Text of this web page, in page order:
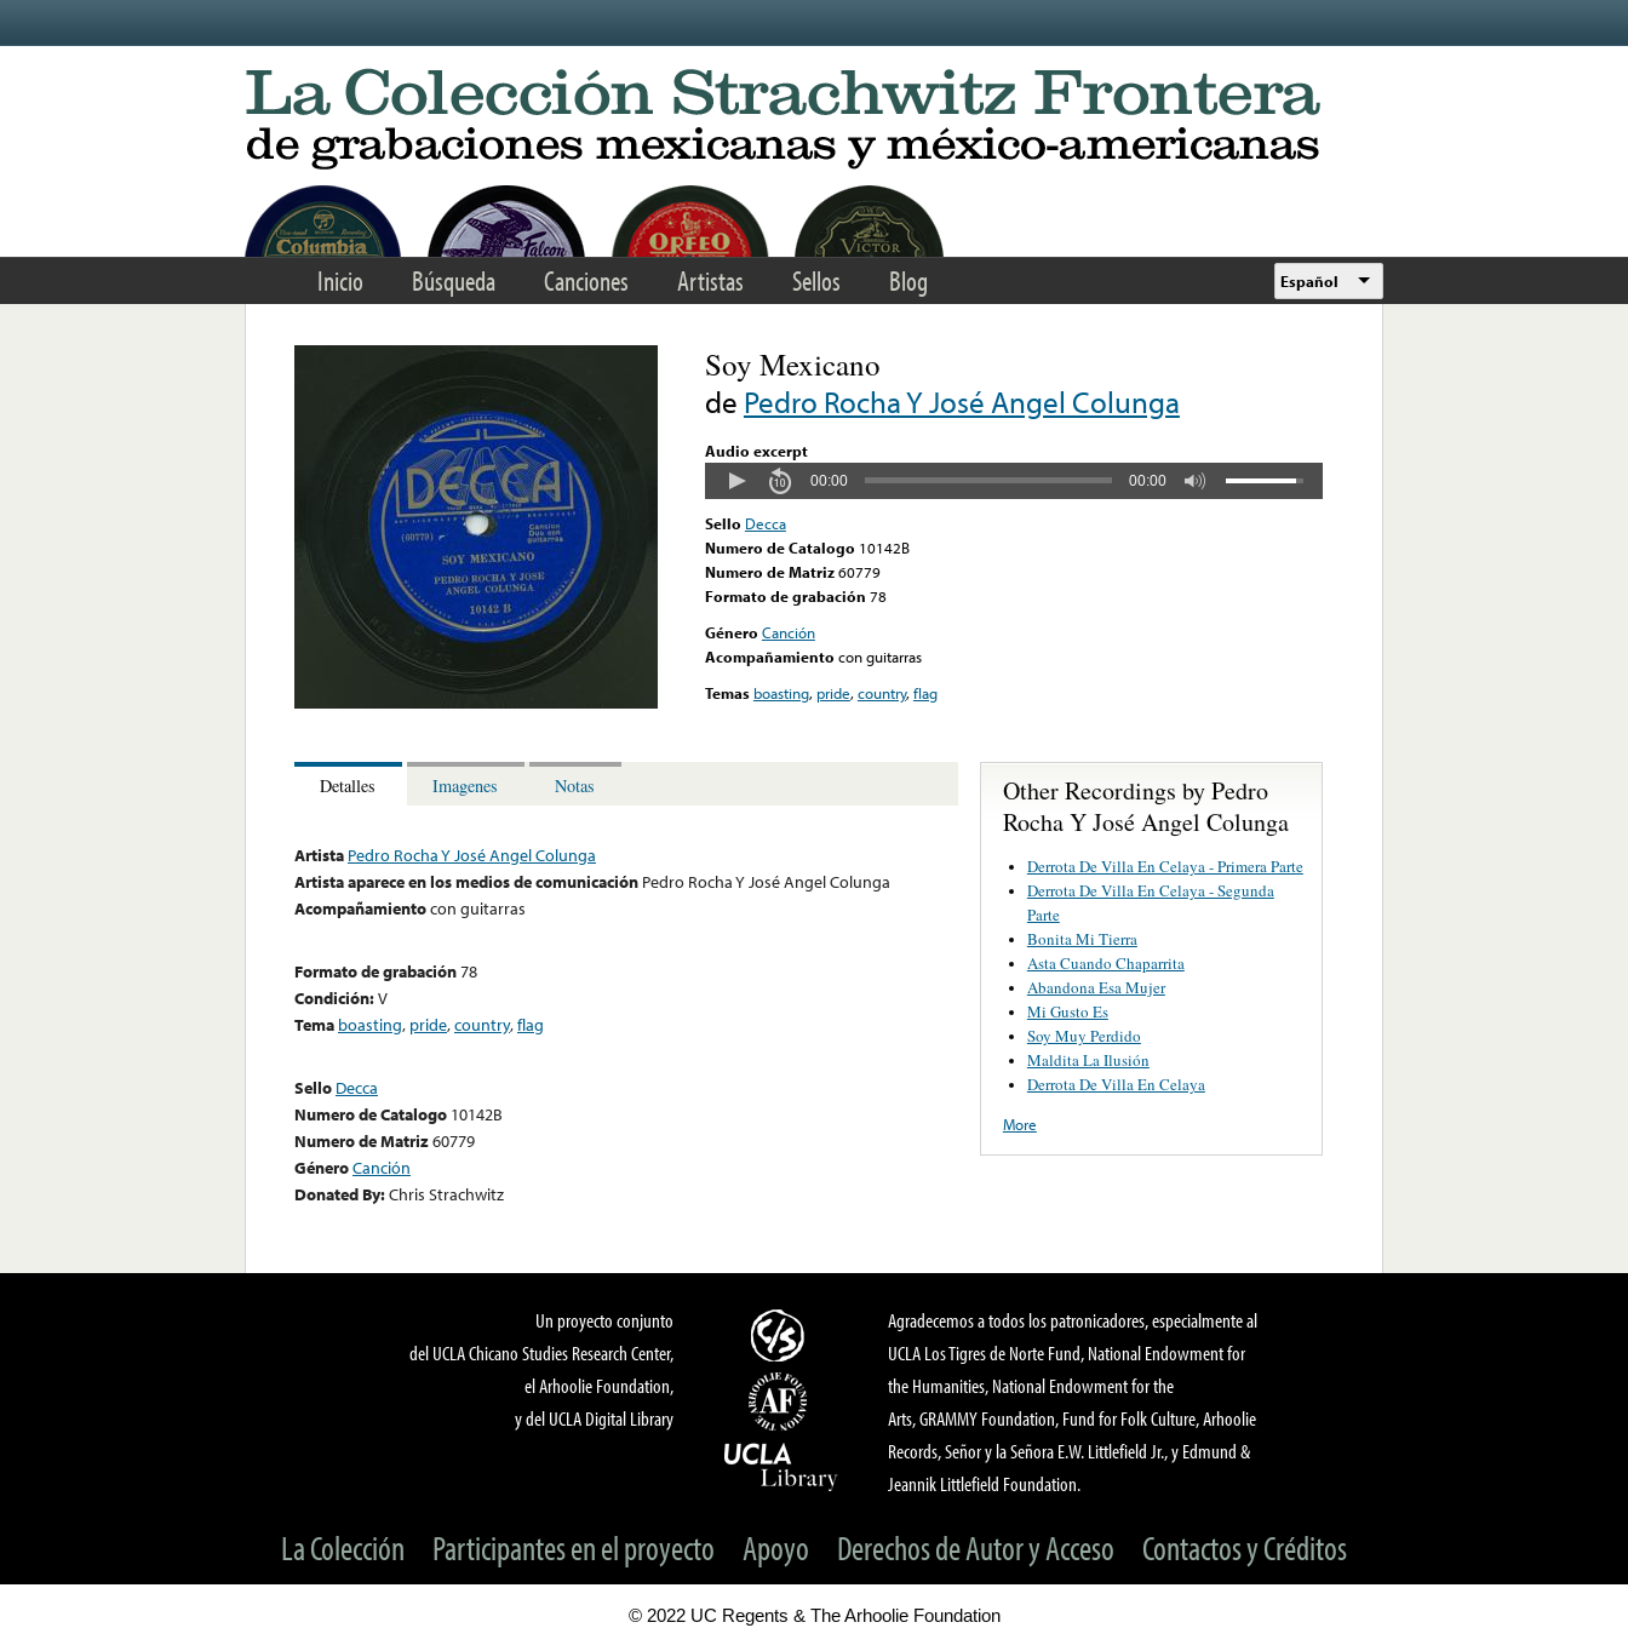
Inicio Búsqueda Canciones Artistas Sellos Blog Español
Soy Mexicano
de Pedro Rocha Y José Angel Colunga
Audio excerpt
00:00 00:00
Sello Decca
Numero de Catalogo 10142B
Numero de Matriz60779
Formato de grabación 78
Género Canción
Acompañamiento con guitarras
Temas boasting, pride,country,flag
Detalles Imagenes Notas
Artista Pedro Rocha Y José Angel Colunga
Artista aparece en los medios de comunicación Pedro Rocha Y José Angel Colunga
Acompañamientocon guitarras
Formato de grabación78
Condición:V
Tema boasting, pride,country,flag
Sello Decca
Numero de Catalogo 10142B
Numero de Matriz60779
GéneroCanción
Donated By:Chris Strachwitz
Other Recordings by Pedro
Rocha Y José Angel Colunga
Derrota De Villa En Celaya - Primera Parte
Derrota De Villa En Celaya - Segunda
Parte
Bonita Mi Tierra
Asta Cuando Chaparrita
Abandona Esa Mujer
Mi Gusto Es
Soy Muy Perdido
Maldita La Ilusión
Derrota De Villa En Celaya
More
Un proyecto conjunto
del UCLA Chicano Studies Research Center,
el Arhoolie Foundation,
y del UCLA Digital Library
Agradecemos a todos los patronicadores, especialmente al
UCLA Los Tigres de Norte Fund, National Endowment for
the Humanities, National Endowment for the
Arts, GRAMMY Foundation, Fund for Folk Culture, Arhoolie
Records, Señor y la Señora E.W. Littlefield Jr., y Edmund &
Jeannik Littlefield Foundation.
La Colección Participantes en el proyecto Apoyo Derechos de Autor y Acceso Contactos y Créditos
© 2022 UC Regents & The Arhoolie Foundation